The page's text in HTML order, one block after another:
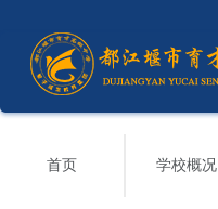
首页 学校概况